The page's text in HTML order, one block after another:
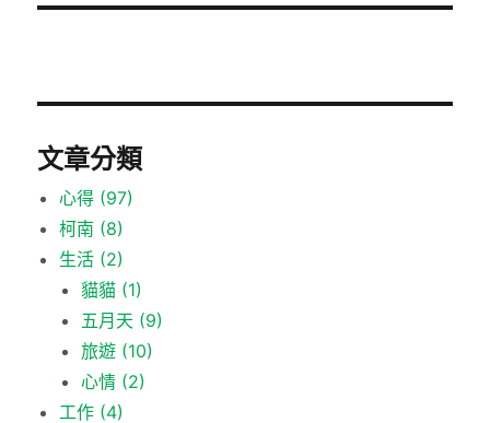
章:
文章分類
心得 (97)
柯南 (8)
生活 (2)
貓貓 (1)
五月天 (9)
旅遊 (10)
心情 (2)
工作 (4)